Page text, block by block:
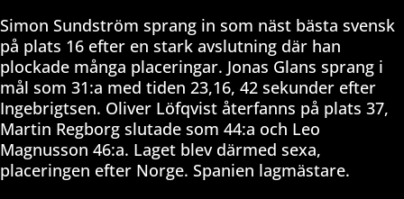
Simon Sundström sprang in som näst bästa svensk
på plats 16 efter en stark avslutning där han
plockade många placeringar. Jonas Glans sprang i
mål som 31:a med tiden 23,16, 42 sekunder efter
Ingebrigtsen. Oliver Löfqvist återfanns på plats 37,
Martin Regborg slutade som 44:a och Leo
Magnusson 46:a. Laget blev därmed sexa,
placeringen efter Norge. Spanien lagmästare.